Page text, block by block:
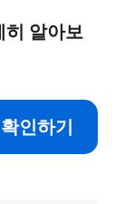
히 알아보
인하기